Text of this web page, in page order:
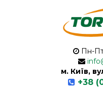
Пн-
м. Київ,
+38